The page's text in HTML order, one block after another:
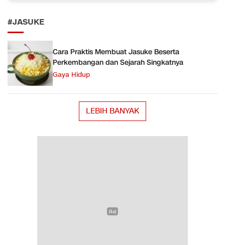
#JASUKE
Cara Praktis Membuat Jasuke Beserta
Perkembangan dan Sejarah Singkatnya
Gaya Hidup
LEBIH BANYAK